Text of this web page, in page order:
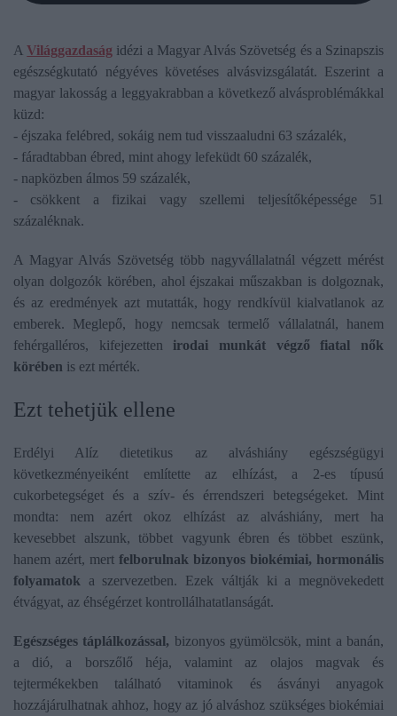
AVilággazdaság idézi a Magyar Alvás Szövetség és a Szinapszis
egészségkutató négyéves követéses alvásvizsgálatát. Eszerint a
magyar lakosság a leggyakrabban a következő alvásproblémákkal
küzd:
- éjszaka felébred, sokáig nem tud visszaaludni 63 százalék,
- fáradtabban ébred, mint ahogy lefeküdt 60 százalék,
- napközben álmos 59 százalék,
- csökkent a fizikai vagy szellemi teljesítőképessége 51
százaléknak.
A Magyar Alvás Szövetség több nagyvállalatnál végzett mérést
olyan dolgozók körében, ahol éjszakai műszakban is dolgoznak,
és az eredmények azt mutatták, hogy rendkívül kialvatlanok az
emberek. Meglepő, hogy nemcsak termelő vállalatnál, hanem
fehérgalléros, kifejezetten irodai munkát végző fiatal nők
körében is ezt mérték.
Ezt tehetjük ellene
Erdélyi Alíz dietetikus az alváshiány egészségügyi
következményeiként említette az elhízást, a 2-es típusú
cukorbetegséget és a szív- és érrendszeri betegségeket. Mint
mondta: nem azért okoz elhízást az alváshiány, mert ha
kevesebbet alszunk, többet vagyunk ébren és többet eszünk,
hanem azért, mert felborulnak bizonyos biokémiai, hormonális
folyamatok a szervezetben. Ezek váltják ki a megnövekedett
étvágyat, az éhségérzet kontrollálhatatlanságát.
Egészséges táplálkozással, bizonyos gyümölcsök, mint a banán,
a dió, a borszőlő héja, valamint az olajos magvak és
tejtermékekben található vitaminok és ásványi anyagok
hozzájárulhatnak ahhoz, hogy az jó alváshoz szükséges biokémiai